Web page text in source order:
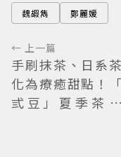
魏嘏雋 鄭麗媛
← 上一篇
手刷抹茶、日系
化為療癒甜點！
弎豆」夏季茶季